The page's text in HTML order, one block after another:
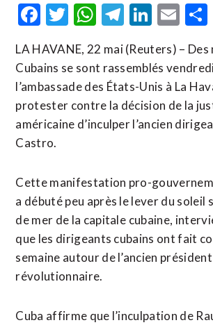
Facebook
Twitter
WhatsApp
Telegram
LA HAVANE, 22 mai (Reuters) –
Cubains se sont rassemblés
l’ambassade des États-Unis à La
protester contre la décision de la
américaine d’inculper l’ancien
Castro.
Cette manifestation pro-
a débuté peu après ​le lever ‌du soleil
de mer ​de la capitale ⁠cubaine,
que les dirigeants cubains ont fait
semaine autour ‌de l’ancien
révolutionnaire.
Cuba affirme que l’inculpation de